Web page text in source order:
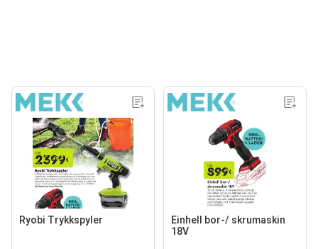
Ryobi Trykkspyler
Einhell bor-/ skrumaskin
18V